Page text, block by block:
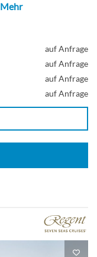
auf Anfrage
auf Anfrage
auf Anfrage
auf Anfrage